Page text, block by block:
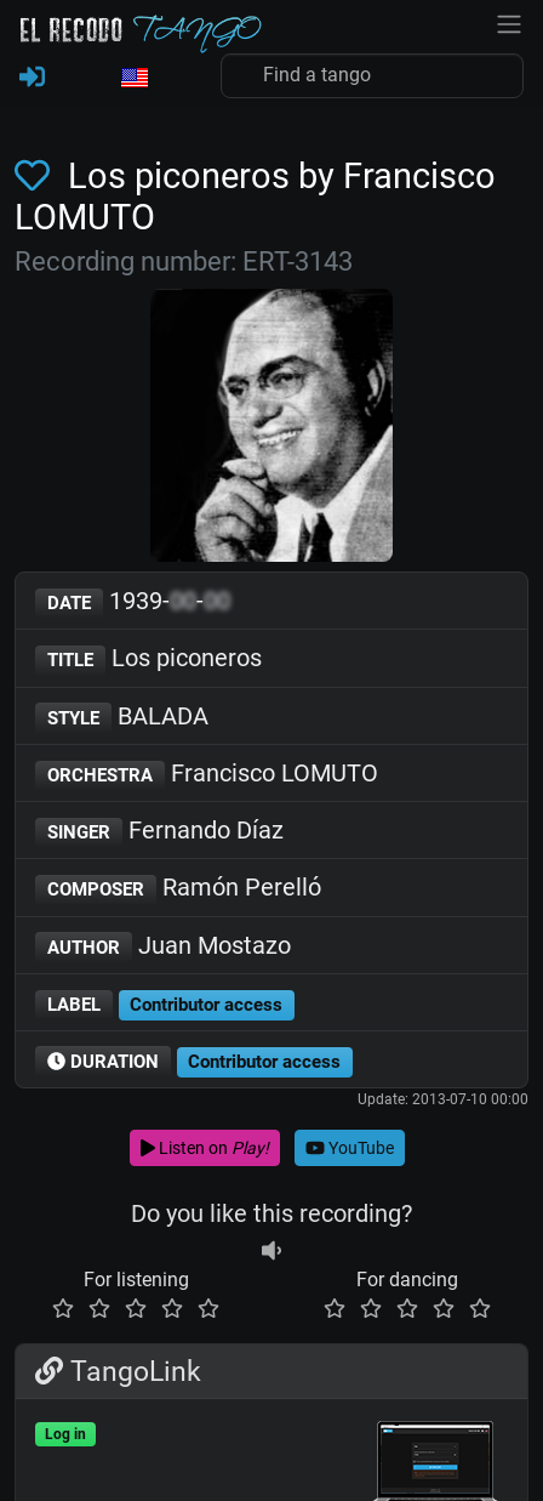
Los piconeros by Francisco
LOMUTO
Recording number: ERT-3143
DATE 1939-00-00
TITLE Los piconeros
STYLE BALADA
ORCHESTRA Francisco LOMUTO
SINGER Fernando Díaz
COMPOSER Ramón Perelló
AUTHOR Juan Mostazo
LABEL Contributor access
DURATION Contributor access
Update: 2013-07-10 00:00
Listen on Play! YouTube
Do you like this recording?
For listening For dancing
TangoLink
Log in